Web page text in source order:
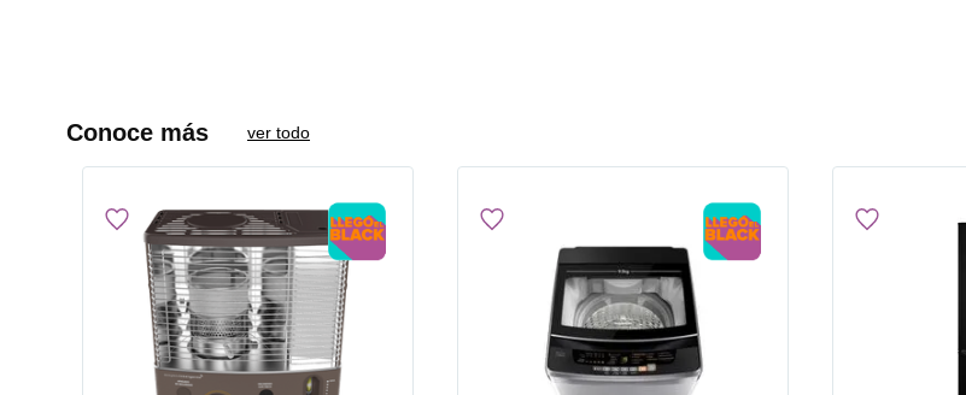
Conoce más ver todo